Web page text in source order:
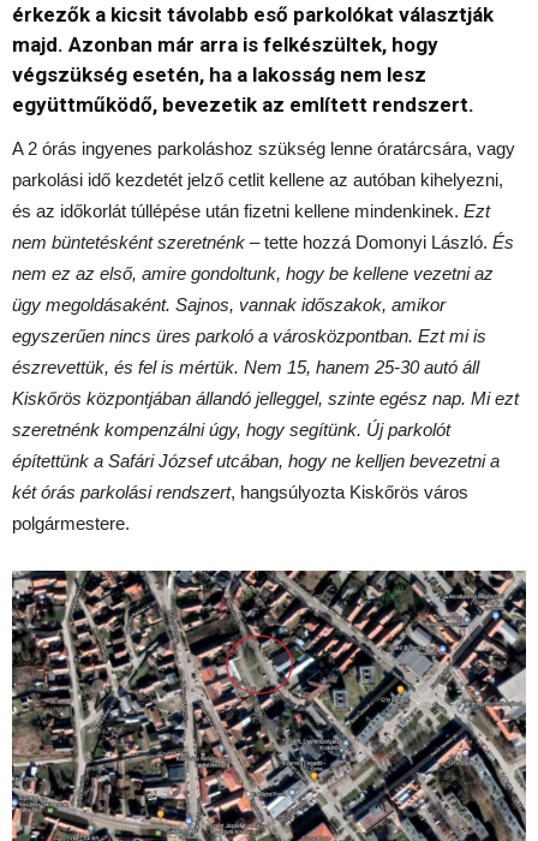
érkezők a kicsit távolabb eső parkolókat választják
majd. Azonban már arra is felkészültek, hogy
végszükség esetén, ha a lakosság nem lesz
együttműködő, bevezetik az említett rendszert.
A 2 órás ingyenes parkoláshoz szükség lenne óratárcsára, vagy
parkolási idő kezdetét jelző cetlit kellene az autóban kihelyezni,
és az időkorlát túllépése után fizetni kellene mindenkinek. Ezt
nem büntetésként szeretnénk – tette hozzá Domonyi László. És
nem ez az első, amire gondoltunk, hogy be kellene vezetni az
ügy megoldásaként. Sajnos, vannak időszakok, amikor
egyszerűen nincs üres parkoló a városközpontban. Ezt mi is
észrevettük, és fel is mértük. Nem 15, hanem 25-30 autó áll
Kiskőrös központjában állandó jelleggel, szinte egész nap. Mi ezt
szeretnénk kompenzálni úgy, hogy segítünk. Új parkolót
építettünk a Safári József utcában, hogy ne kelljen bevezetni a
két órás parkolási rendszert, hangsúlyozta Kiskőrös város
polgármestere.